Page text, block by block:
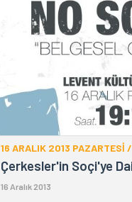
16 ARALIK 2013 PAZARTESİ
Çerkesler'in Soçi'ye
16 Aralık 2013